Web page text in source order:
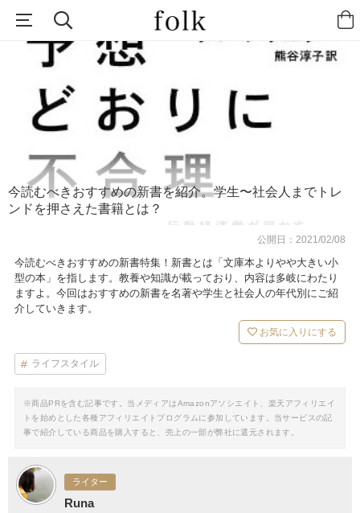
今読むべきおすすめの新書を紹介。学生〜社会人までトレ
ンドを押さえた書籍とは？
公開日：2021/02/08
今読むべきおすすめの新書特集！新書とは「文庫本よりやや大きい小
型の本」を指します。教養や知識が載っており、内容は多岐にわたり
ますよ。今回はおすすめの新書を名著や学生と社会人の年代別にご紹
介していきます。
お気に入りにする
ライフスタイル
※商品PRを含む記事です。当メディアはAmazonアソシエイト、楽天アフィリエイ
トを始めとした各種アフィリエイトプログラムに参加しています。当サービスの記
事で紹介している商品を購入すると、売上の一部が弊社に還元されます。
ライター
Runa